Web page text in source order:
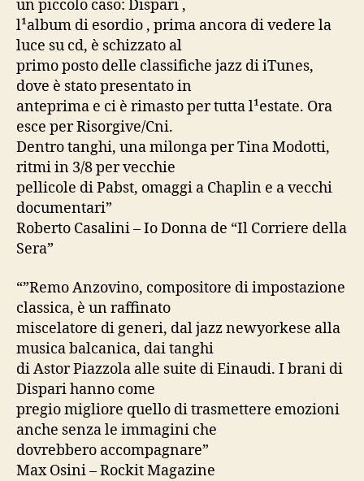
un piccolo caso: Dispari ,
l¹album di esordio , prima ancora di vedere la
luce su cd, è schizzato al
primo posto delle classifiche jazz di iTunes,
dove è stato presentato in
anteprima e ci è rimasto per tutta l¹estate. Ora
esce per Risorgive/Cni.
Dentro tanghi, una milonga per Tina Modotti,
ritmi in 3/8 per vecchie
pellicole di Pabst, omaggi a Chaplin e a vecchi
documentari”
Roberto Casalini – Io Donna de “Il Corriere della
Sera”
“”Remo Anzovino, compositore di impostazione
classica, è un raffinato
miscelatore di generi, dal jazz newyorkese alla
musica balcanica, dai tanghi
di Astor Piazzola alle suite di Einaudi. I brani di
Dispari hanno come
pregio migliore quello di trasmettere emozioni
anche senza le immagini che
dovrebbero accompagnare”
Max Osini – Rockit Magazine